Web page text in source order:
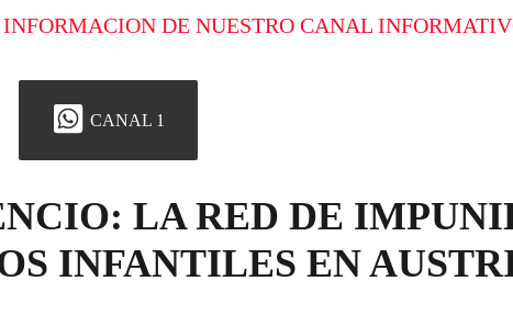
DE NUESTRO CANAL
CANAL 1
LA RED DE
INFANTILES EN